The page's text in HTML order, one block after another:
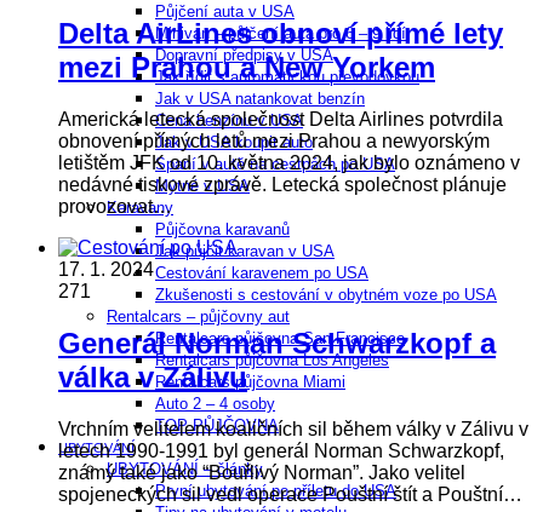
Půjčení auta v USA
Minivan – půjčení auta pro 6 – 9 lidí
Dopravní předpisy v USA
Jak řídit s automatickou převodovkou
Jak v USA natankovat benzín
Cena benzínu v USA
Jak v USA koupit auto
Spaní v autě na cestpách po USA
Mýtné v USA
Karavany
Půjčovna karavanů
Jak půjčit karavan v USA
Cestování karavenem po USA
Zkušenosti s cestování v obytném voze po USA
Rentalcars – půjčovny aut
Rentalcars půjčovna San Francisco
Rentalcars půjčovna Los Angeles
Rentalcars půjčovna Miami
Auto 2 – 4 osoby
TOP PŮJČOVNA
UBYTOVÁNÍ
UBYTOVÁNÍ – články
První ubytování po příletu do USA
Delta AirLines obnoví přímé lety
mezi Prahou a New Yorkem
Americká letecká společnost Delta Airlines potvrdila
obnovení přímých letů mezi Prahou a newyorským
letištěm JFK od 10. května 2024, jak bylo oznámeno v
nedávné tiskové zprávě. Letecká společnost plánuje
provozovat…
17. 1. 2024
271
Generál Norman Schwarzkopf a
válka v Zálivu
Vrchním velitelem koaličních sil během války v Zálivu v
letech 1990-1991 byl generál Norman Schwarzkopf,
známý také jako “Bouřlivý Norman”. Jako velitel
spojeneckých sil vedl operace Pouštní štít a Pouštní…